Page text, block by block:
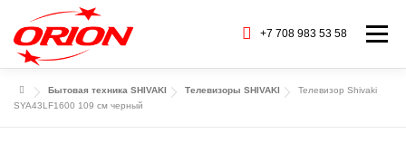
содержимому
+7 708 983 53 58 Меню
ГЛАВНАЯ КАТАЛОГ ТОВАРОВ
Бытовая техника SHIVAKI Телевизоры SHIVAKI
Телевизор Shivaki
SYA43LF1600 109 см черный